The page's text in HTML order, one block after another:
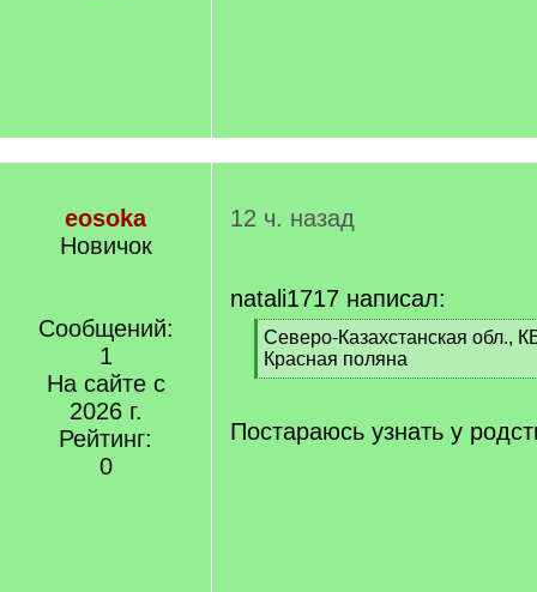
eosoka
Новичок
Сообщений:
1
На сайте с
2026 г.
Рейтинг:
0
12 ч. назад
natali1717 написал:
[
q
]
Северо-Казахстанская
Красная поляна
[
q
]
Постараюсь узнать у